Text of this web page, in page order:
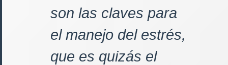
son las claves para
el manejo del estrés,
que es quizás el